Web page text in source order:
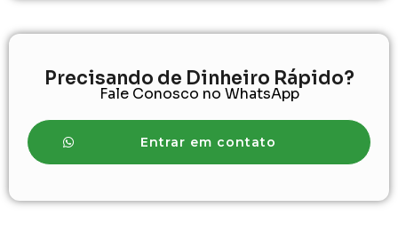
Precisando de Dinheiro Rápido?
Fale Conosco no WhatsApp
Entrar em contato